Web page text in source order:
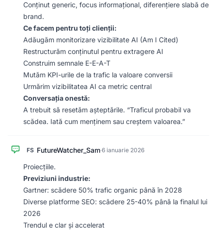
Conținut generic, focus informațional, diferențiere slabă de
brand.
Ce facem pentru toți clienții:
Adăugăm monitorizare vizibilitate AI (Am I Cited)
Restructurăm conținutul pentru extragere AI
Construim semnale E-E-A-T
Mutăm KPI-urile de la trafic la valoare conversii
Urmărim vizibilitatea AI ca metric central
Conversația onestă:
A trebuit să resetăm așteptările. “Traficul probabil va
scădea. Iată cum menținem sau creștem valoarea.”
FS FutureWatcher_Sam·6 ianuarie 2026
Proiecțiile.
Previziuni industrie:
Gartner: scădere 50% trafic organic până în 2028
Diverse platforme SEO: scădere 25-40% până la finalul lui
2026
Trendul e clar și accelerat